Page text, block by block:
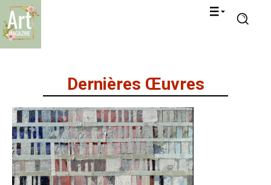
Dernières Œuvres